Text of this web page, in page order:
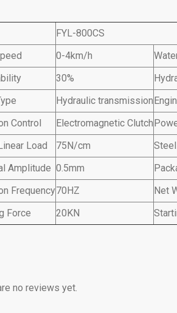
FYL-800CS
0-4km/h
30%
Hydraulic transmission
Control
Electromagnetic Clutch
Load
75N/cm
Amplitude 0.5mm
Frequency70HZ
Net
Force
20KN
no reviews yet.